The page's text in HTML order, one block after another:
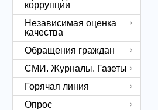
коррупции
Независимая оценка
качества
Обращения граждан
СМИ. Журналы. Газеты
Горячая линия
Опрос